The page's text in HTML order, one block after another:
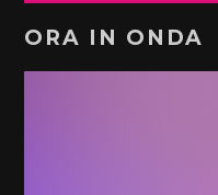
ORA IN ONDA